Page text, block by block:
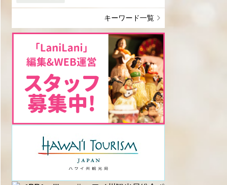
キーワード一覧